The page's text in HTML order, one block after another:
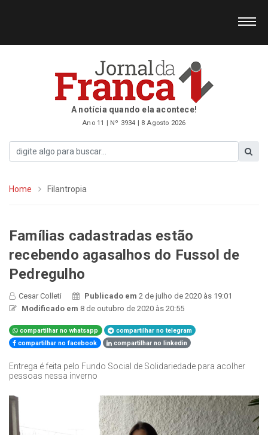
A notícia quando ela acontece!
Ano 11 | Nº 3934 | 8 Agosto 2026
Home Filantropia
Famílias cadastradas estão
recebendo agasalhos do Fussol de
Pedregulho
Cesar Colleti Publicado em2 de julho de 2020 às 19:01
Modificado em 8 de outubro de 2020 às 20:55
compartilhar no whatsapp
compartilhar no telegram
compartilhar no facebook
compartilhar no linkedin
Entrega é feita pelo Fundo Social de Solidariedade para acolher
pessoas nessa inverno